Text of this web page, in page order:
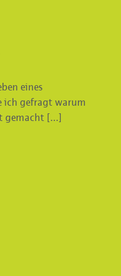
eines
ich gefragt warum
gemacht […]